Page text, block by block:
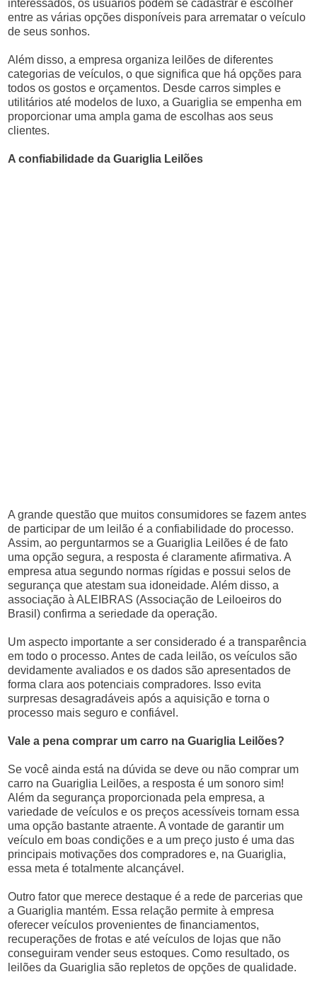
interessados, os usuários podem se cadastrar e escolher
entre as várias opções disponíveis para arrematar o veículo
de seus sonhos.
Além disso, a empresa organiza leilões de diferentes
categorias de veículos, o que significa que há opções para
todos os gostos e orçamentos. Desde carros simples e
utilitários até modelos de luxo, a Guariglia se empenha em
proporcionar uma ampla gama de escolhas aos seus
clientes.
A confiabilidade da Guariglia Leilões
A grande questão que muitos consumidores se fazem antes
de participar de um leilão é a confiabilidade do processo.
Assim, ao perguntarmos se a Guariglia Leilões é de fato
uma opção segura, a resposta é claramente afirmativa. A
empresa atua segundo normas rígidas e possui selos de
segurança que atestam sua idoneidade. Além disso, a
associação à ALEIBRAS (Associação de Leiloeiros do
Brasil) confirma a seriedade da operação.
Um aspecto importante a ser considerado é a transparência
em todo o processo. Antes de cada leilão, os veículos são
devidamente avaliados e os dados são apresentados de
forma clara aos potenciais compradores. Isso evita
surpresas desagradáveis após a aquisição e torna o
processo mais seguro e confiável.
Vale a pena comprar um carro na Guariglia Leilões?
Se você ainda está na dúvida se deve ou não comprar um
carro na Guariglia Leilões, a resposta é um sonoro sim!
Além da segurança proporcionada pela empresa, a
variedade de veículos e os preços acessíveis tornam essa
uma opção bastante atraente. A vontade de garantir um
veículo em boas condições e a um preço justo é uma das
principais motivações dos compradores e, na Guariglia,
essa meta é totalmente alcançável.
Outro fator que merece destaque é a rede de parcerias que
a Guariglia mantém. Essa relação permite à empresa
oferecer veículos provenientes de financiamentos,
recuperações de frotas e até veículos de lojas que não
conseguiram vender seus estoques. Como resultado, os
leilões da Guariglia são repletos de opções de qualidade.